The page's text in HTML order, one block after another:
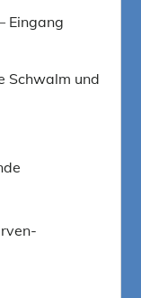
Eingang
Schwalm und